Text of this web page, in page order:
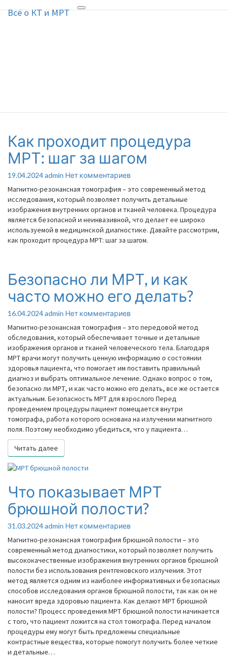
Toggle
Всё о КТ и МРТ
Всё о КТ и МРТ
Как
проходит
процедура
шаг
за
шагом
Как проходит процедура
МРТ: шаг за шагом
19.04.2024admin Комментарии
Нет комментариев
Магнитно-резонансная томография – это современный метод
исследования, который позволяет получить детальные
изображения внутренних органов и тканей человека. Процедура
является безопасной и неинвазивной, что делает ее широко
используемой в медицинской диагностике. Давайте рассмотрим,
как проходит процедура МРТ: шаг за шагом.
Безопасно
ли
МРТ,
как
часто
можно
его
делать?
Безопасно ли МРТ, и как
часто можно его делать?
16.04.2024admin Комментарии
Нет комментариев
Магнитно-резонансная томография – это передовой метод
обследования, который обеспечивает точные и детальные
изображения органов и тканей человеческого тела. Благодаря
МРТ врачи могут получить ценную информацию о состоянии
здоровья пациента, что помогает им поставить правильный
диагноз и выбрать оптимальное лечение. Однако вопрос о том,
безопасно ли МРТ, и как часто можно его делать, все же остается
актуальным. Безопасность МРТ для взрослого Перед
проведением процедуры пациент помещается внутри
томографа, работа которого основана на излучении магнитного
поля. Поэтому необходимо убедиться, что у пациента…
Читать далее
Что
показывает
МРТ
брюшной
полости?
Что показывает МРТ
брюшной полости?
31.03.2024admin Комментарии
Нет комментариев
Магнитно-резонансная томография брюшной полости – это
современный метод диагностики, который позволяет получить
высококачественные изображения внутренних органов брюшной
полости без использования рентгеновского излучения. Этот
метод является одним из наиболее информативных и безопасных
способов исследования органов брюшной полости, так как он не
наносит вреда здоровью пациента. Как делают МРТ брюшной
полости? Процесс проведения МРТ брюшной полости начинается
с того, что пациент ложится на стол томографа. Перед началом
процедуры ему могут быть предложены специальные
контрастные вещества, которые помогут получить более четкие
и детальные…